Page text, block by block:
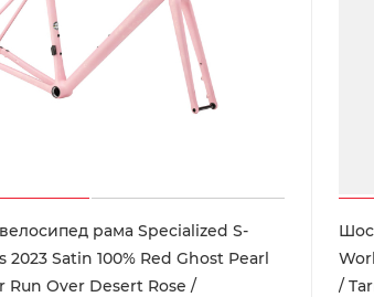
рама Specialized S-
2023 Satin 100% Red Ghost Pearl
Run Over Desert Rose /
/